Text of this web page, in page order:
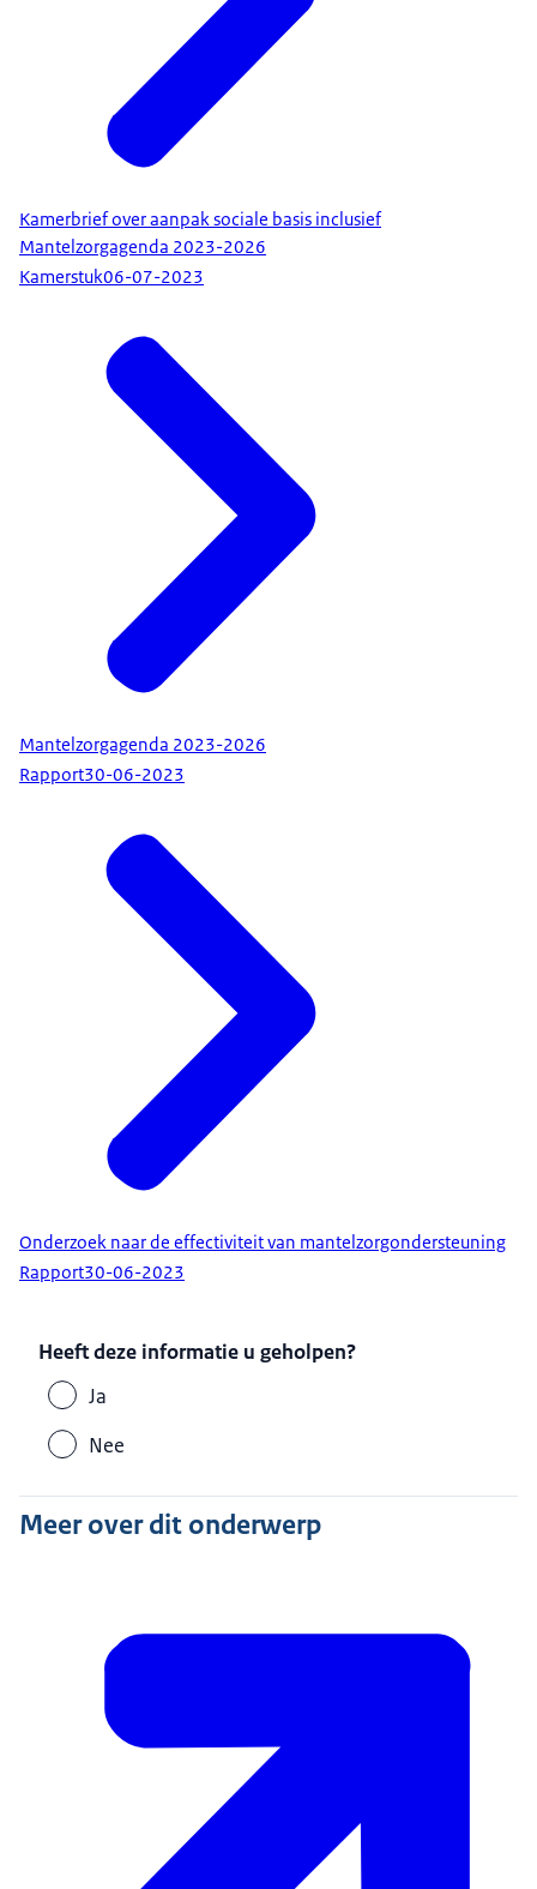
Kamerbrief over aanpak sociale basis inclusief
Mantelzorgagenda 2023-2026
Kamerstuk06-07-2023
Mantelzorgagenda 2023-2026
Rapport30-06-2023
Onderzoek naar de effectiviteit van mantelzorgondersteuning
Rapport30-06-2023
Heeft deze informatie u geholpen?
Ja
Nee
Meer over dit onderwerp